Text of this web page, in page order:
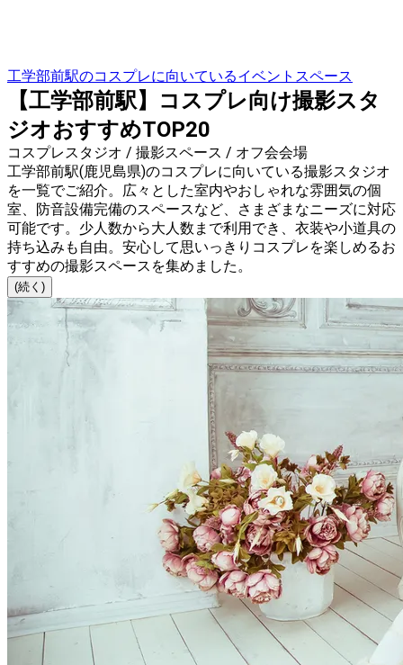
工学部前駅のコスプレに向いているイベントスペース
【工学部前駅】コスプレ向け撮影スタ
ジオおすすめTOP20
コスプレスタジオ / 撮影スペース / オフ会会場
工学部前駅(鹿児島県)のコスプレに向いている撮影スタジオ
を一覧でご紹介。広々とした室内やおしゃれな雰囲気の個
室、防音設備完備のスペースなど、さまざまなニーズに対応
可能です。少人数から大人数まで利用でき、衣装や小道具の
持ち込みも自由。安心して思いっきりコスプレを楽しめるお
すすめの撮影スペースを集めました。
(続く)